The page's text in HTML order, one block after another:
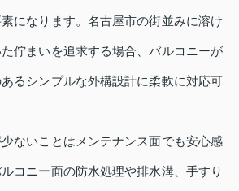
になります。名古屋市の街並みに溶け
佇まいを追求する場合、バルコニーが
るシンプルな外構設計に柔軟に対応可
ないことはメンテナンス面でも安心感
コニー面の防水処理や排水溝、手すり